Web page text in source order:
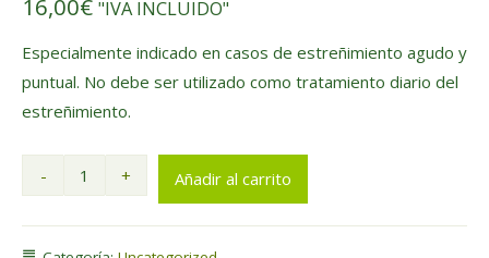
16,00€ "IVA INCLUIDO"
Especialmente indicado en casos de estreñimiento agudo y
puntual. No debe ser utilizado como tratamiento diario del
estreñimiento.
- + Añadir al carrito